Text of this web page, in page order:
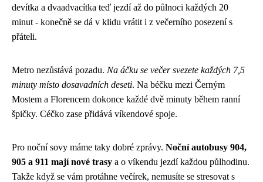
devítka a dvaadvacítka teď jezdí až do půlnoci každých 20
minut - konečně se dá v klidu vrátit i z večerního posezení s
přáteli.
Metro nezůstává pozadu. Na áčku se večer svezete každých 7,5
minuty místo dosavadních deseti. Na béčku mezi Černým
Mostem a Florencem dokonce každé dvě minuty během ranní
špičky. Céčko zase přidává víkendové spoje.
Pro noční sovy máme taky dobré zprávy. Noční autobusy 904,
905 a 911 mají nové trasy a o víkendu jezdí každou půlhodinu.
Takže když se vám protáhne večírek, nemusíte se stresovat s